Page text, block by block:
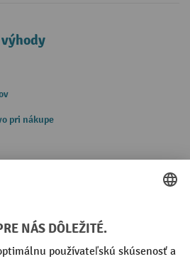
pri nákupe
(Visa)